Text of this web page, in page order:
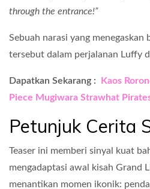
through the entrance!”
Sebuah narasi yang menegaskan
tersebut dalam perjalanan Luffy
Dapatkan Sekarang :
Kaos
Piece Mugiwara Strawhat
Petunjuk Cerita
Teaser ini memberi sinyal kuat
mengadaptasi awal kisah Grand
menantikan momen ikonik: